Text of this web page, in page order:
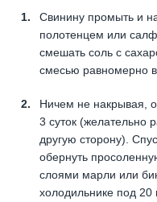
Свинину промыть и
полотенцем или
смешать соль с
смесью равномерно
Ничем не накрывая,
3 суток (желательно
другую сторону).
обернуть
слоями марли или
холодильнике под 20